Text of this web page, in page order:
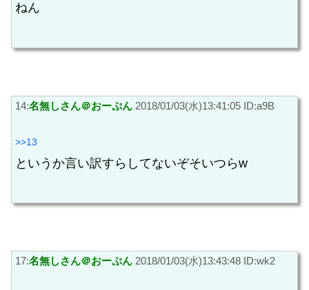
ねん
14:名無しさん＠おーぷん 2018/01/03(水)13:41:05 ID:a9B
>>13
というか言い訳すらしてないぞそいつらw
17:名無しさん＠おーぷん 2018/01/03(水)13:43:48 ID:wk2